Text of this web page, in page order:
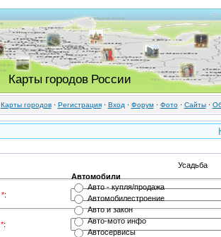
Карты городов России
Карты городов· Регистрация· Вход · Форум· Фото· Cайты·
Автомобили
Авто - купля/продажа
Автомобилестроение
Авто и закон
Авто-мото инфо
Автосервисы
*:
*: